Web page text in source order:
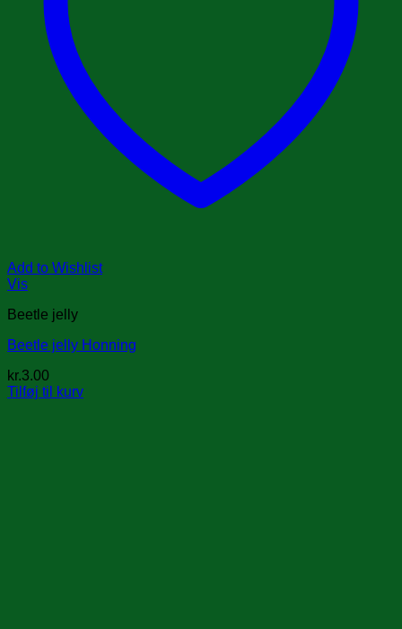
Add to Wishlist
Vis
Beetle jelly
Beetle jelly Honning
kr.3.00
Tilføj til kurv